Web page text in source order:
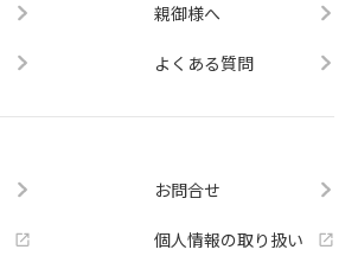
親御様へ
よくある質問
お問合せ
個人情報の取り扱い